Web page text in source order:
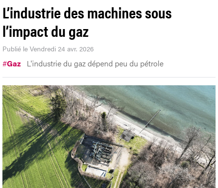
L’industrie des machines sous
l’impact du gaz
Publié le Vendredi 24 avr. 2026
#Gaz L'industrie du gaz dépend peu du pétrole